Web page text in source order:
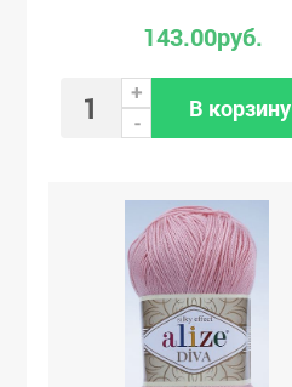
143.00руб.
+
-
В